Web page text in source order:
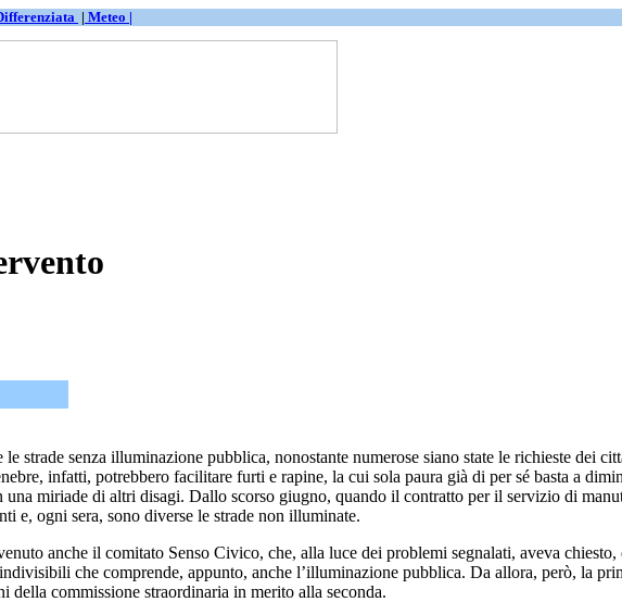
| Meteo |
strade senza illuminazione pubblica, nonostante numerose siano state le richieste dei
infatti, potrebbero facilitare furti e rapine, la cui sola paura già di per sé basta a
una miriade di altri disagi. Dallo scorso giugno, quando il contratto per il servizio di
e, ogni sera, sono diverse le strade non illuminate.
anche il comitato Senso Civico, che, alla luce dei problemi segnalati, aveva
che comprende, appunto, anche l’illuminazione pubblica. Da allora, però, la
della commissione straordinaria in merito alla seconda.